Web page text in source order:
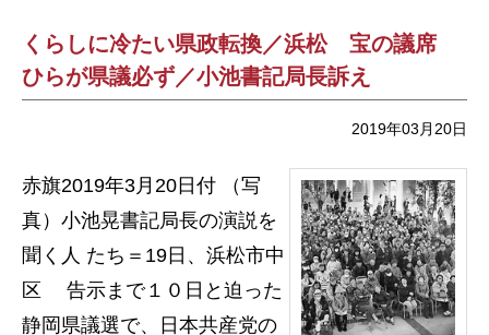
くらしに冷たい県政転換／浜松 宝の議席
ひらが県議必ず／小池書記局長訴え
2019年03月20日
赤旗2019年3月20日付 （写
真）小池晃書記局長の演説を
聞く人 たち＝19日、浜松市中
区 告示まで１０日と迫った
静岡県議選で、日本共産党の